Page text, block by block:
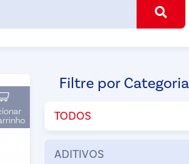
Filtre por Categoria
TODOS
ADITIVOS